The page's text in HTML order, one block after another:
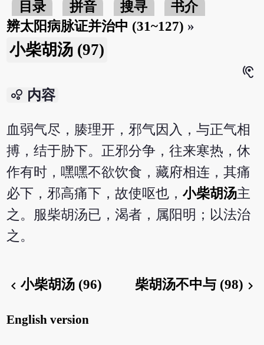
目录 拼音 搜寻
书介
辨太阳病脉证并治中 (31~127) »
小柴胡汤 (97)
hearing
bubble_chart 内容
血弱气尽，腠理开，邪气因入，与正气相
搏，结于胁下。正邪分争，往来寒热，休
作有时，嘿嘿不欲饮食，藏府相连，其痛
必下，邪高痛下，故使呕也，小柴胡汤主
之。服柴胡汤已，渴者，属阳明；以法治
之。
chevron_left小柴胡汤 (96) 柴胡汤不中与 (98) chevron_right
English version